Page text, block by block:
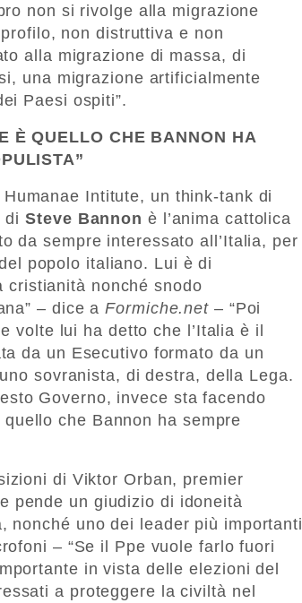
non si rivolge alla migrazione
non distruttiva e non
alla migrazione di massa, di
una migrazione artificialmente
Paesi ospiti”.
È QUELLO CHE BANNON HA
Intitute, un think-tank di
diSteve Bannon è l’anima cattolica
da sempre interessato all’Italia, per
popolo italiano. Lui è di
cristianità nonché snodo
– dice aFormiche.net – “Poi
volte lui ha detto che l’Italia è il
da un Esecutivo formato da un
sovranista, di destra, della Lega.
Governo, invece sta facendo
che Bannon ha sempre
di Viktor Orban, premier
pende un giudizio di idoneità
nonché uno dei leader più importanti
– “Se il Ppe vuole farlo fuori
in vista delle elezioni del
a proteggere la civiltà nel